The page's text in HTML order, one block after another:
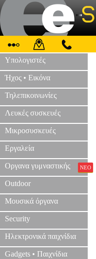
Υπολογιστές
Ήχος • Εικόνα
Τηλεπικοινωνίες
Λευκές συσκευές
Μικροσυσκευές
Εργαλεία
Οργανα γυμναστικής ΝΕΟ
Outdoor
Μουσικά όργανα
Security
Ηλεκτρονικά παιχνίδια
Gadgets • Παιχνίδια